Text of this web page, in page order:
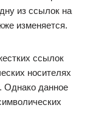
из ссылок на
изменяется.
ссылок
носителях
Однако данное